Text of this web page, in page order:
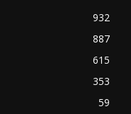
932
887
615
353
59